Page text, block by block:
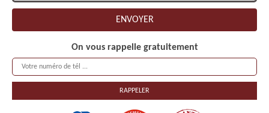
On vous rappelle gratuitement